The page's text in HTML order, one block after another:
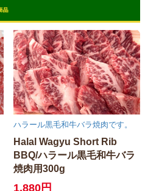
ハラール黒毛和牛バラ焼肉です。
Halal Wagyu Short Rib
BBQ/ハラール黒毛和牛バラ
焼肉用300g
1,880円